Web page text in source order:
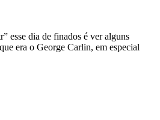
esse dia de finados é ver alguns
era o George Carlin, em especial